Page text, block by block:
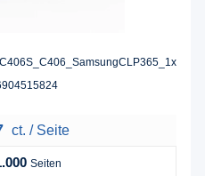
ct. / Seite
Seiten